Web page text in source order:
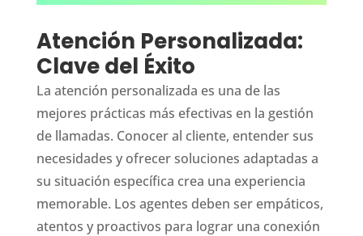
Atención Personalizada:
Clave del Éxito
La atención personalizada es una de las
mejores prácticas más efectivas en la gestión
de llamadas. Conocer al cliente, entender sus
necesidades y ofrecer soluciones adaptadas a
su situación específica crea una experiencia
memorable. Los agentes deben ser empáticos,
atentos y proactivos para lograr una conexión